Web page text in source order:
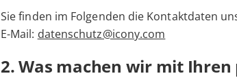
Sie finden im Folgenden die Kontaktdaten
E-Mail: datenschutz@icony.com
2. Was machen wir mit